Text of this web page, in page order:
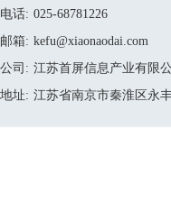
电话: 025-68781226
邮箱: kefu@xiaonaodai.com
公司: 江苏首屏信息产业有限
地址: 江苏省南京市秦淮区永